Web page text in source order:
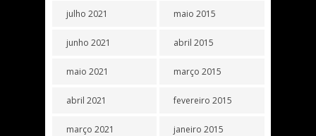
julho 2021
junho 2021
maio 2021
abril 2021
março 2021
maio 2015
abril 2015
março 2015
fevereiro 2015
janeiro 2015